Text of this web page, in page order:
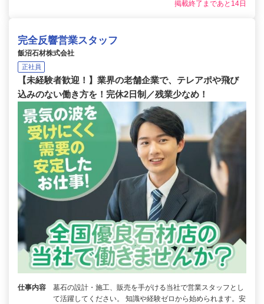
掲載終了まであと14日
完全反響営業スタッフ
飯沼石材株式会社
正社員
【未経験者歓迎！】業界の老舗企業で、テレアポや飛び
込みのない働き方を！完休2日制／残業少なめ！
仕事内容
墓石の設計・施工、販売を手がける当社で営業スタッフとし
て活躍してください。 知識や経験ゼロから始められます。安